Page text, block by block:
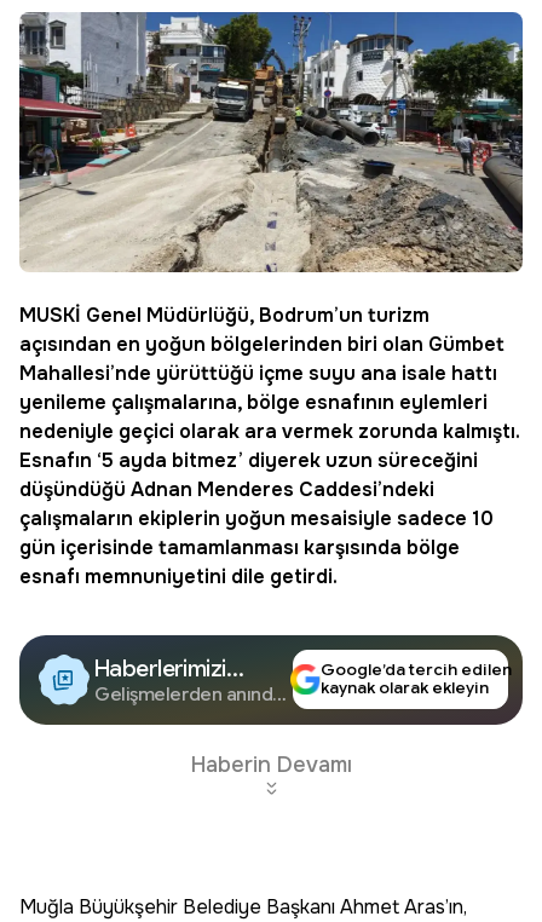
MUSKİ Genel Müdürlüğü, Bodrum’un turizm
açısından en yoğun bölgelerinden biri olan Gümbet
Mahallesi’nde yürüttüğü içme suyu ana isale hattı
yenileme çalışmalarına, bölge esnafının eylemleri
nedeniyle geçici olarak ara vermek zorunda kalmıştı.
Esnafın ‘5 ayda bitmez’ diyerek uzun süreceğini
düşündüğü Adnan Menderes Caddesi’ndeki
çalışmaların ekiplerin yoğun mesaisiyle sadece 10
gün içerisinde tamamlanması karşısında bölge
esnafı memnuniyetini dile getirdi.
Haberlerimizi
Google'da Takip
Edin
Gelişmelerden anında
Google’da tercih edilen
kaynak olarak ekleyin
Haberin Devamı
Muğla Büyükşehir Belediye Başkanı Ahmet Aras’ın,